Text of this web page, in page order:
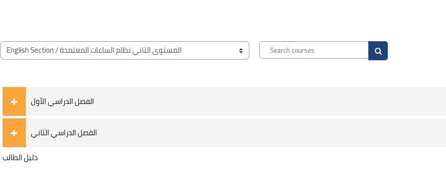
Blocks
Course categories
Search courses
Search courses
الفصل الدراسي الأول
الفصل الدراسي الثاني
دليل الطالب